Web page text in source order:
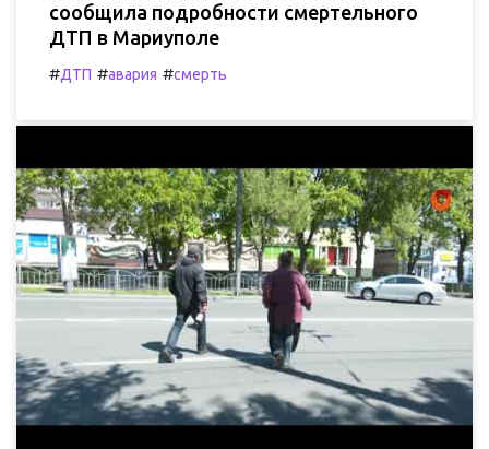
сообщила подробности смертельного
ДТП в Мариуполе
#ДТП #авария #смерть